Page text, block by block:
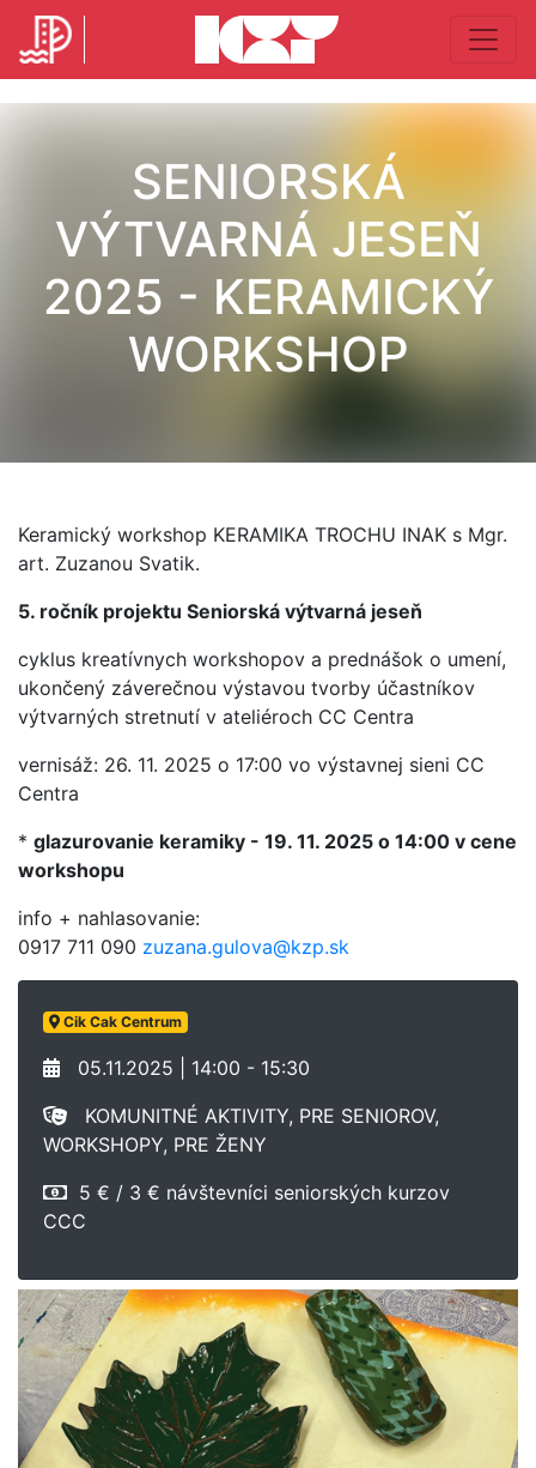
SENIORSKÁ
VÝTVARNÁ JESEŇ
2025 - KERAMICKÝ
WORKSHOP
Keramický workshop KERAMIKA TROCHU INAK s Mgr.
art. Zuzanou Svatik.
5. ročník projektu Seniorská výtvarná jeseň
cyklus kreatívnych workshopov a prednášok o umení,
ukončený záverečnou výstavou tvorby účastníkov
výtvarných stretnutí v ateliéroch CC Centra
vernisáž: 26. 11. 2025 o 17:00 vo výstavnej sieni CC
Centra
* glazurovanie keramiky - 19. 11. 2025 o 14:00 v cene
workshopu
info + nahlasovanie:
0917 711 090 zuzana.gulova@kzp.sk
Cik Cak Centrum
05.11.2025 | 14:00 - 15:30
KOMUNITNÉ AKTIVITY, PRE SENIOROV,
WORKSHOPY, PRE ŽENY
5 € / 3 € návštevníci seniorských kurzov
CCC